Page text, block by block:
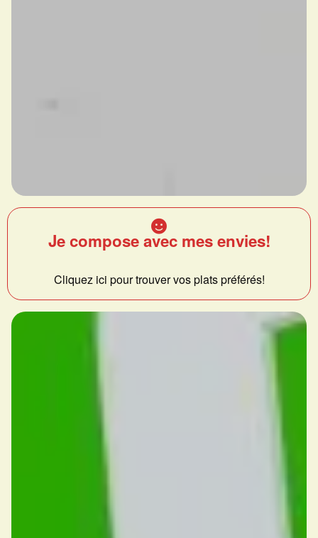
Je compose avec mes envies!
Cliquez ici pour trouver vos plats préférés!